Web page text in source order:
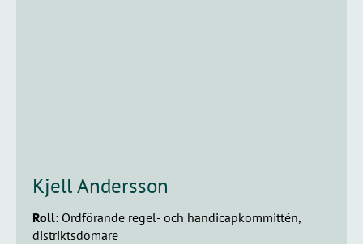
Kjell Andersson
Roll: Ordförande regel- och handicapkommittén,
distriktsdomare